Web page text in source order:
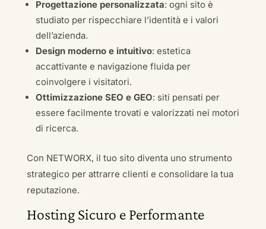
Progettazione personalizzata: ogni sito è
studiato per rispecchiare l’identità e i valori
dell’azienda.
Design moderno e intuitivo: estetica
accattivante e navigazione fluida per
coinvolgere i visitatori.
Ottimizzazione SEO e GEO: siti pensati per
essere facilmente trovati e valorizzati nei motori
di ricerca.
Con NETWORX, il tuo sito diventa uno strumento
strategico per attrarre clienti e consolidare la tua
reputazione.
Hosting Sicuro e Performante